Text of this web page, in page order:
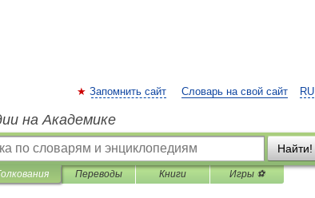
RU
Запомнить сайт Словарь на свой сайт
на Академике
Найти!
Переводы Книги Игры ⚽